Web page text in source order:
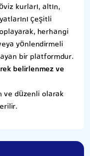
kurları, altın,
çeşitli
herhangi
yönlendirmeli
bir platformdur.
belirlenmez ve
ve düzenli olarak